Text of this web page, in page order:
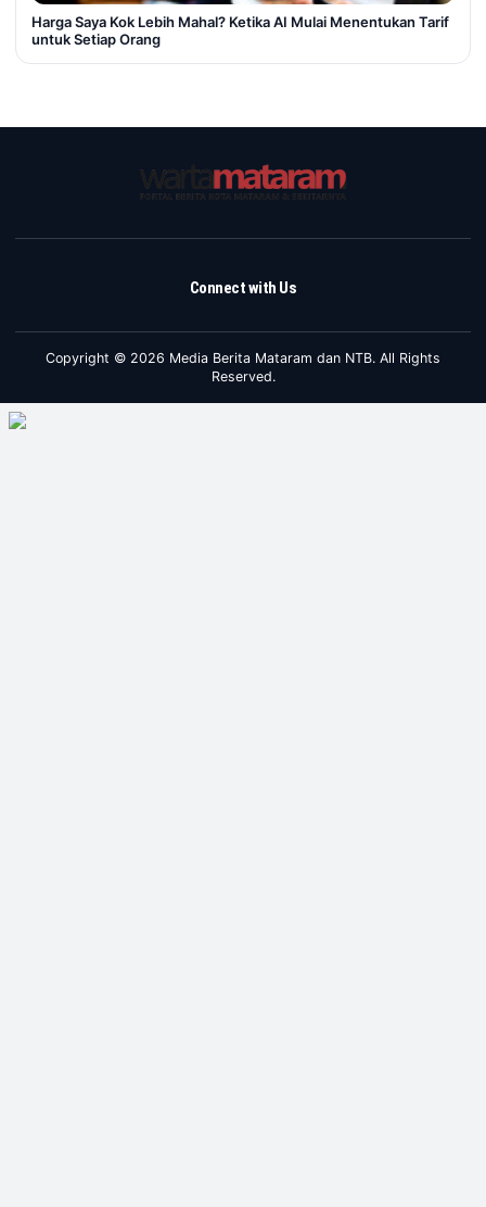
Harga Saya Kok Lebih Mahal? Ketika AI Mulai Menentukan Tarif
untuk Setiap Orang
Connect with Us
Copyright © 2026 Media Berita Mataram dan NTB. All Rights
Reserved.